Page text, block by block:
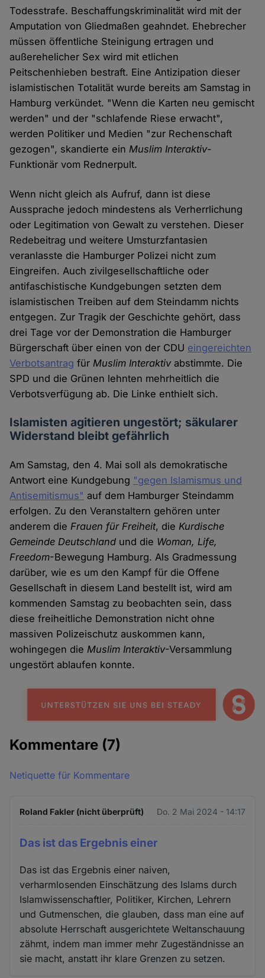
Todesstrafe. Beschaffungskriminalität wird mit der
Amputation von Gliedmaßen geahndet. Ehebrecher
müssen öffentliche Steinigung ertragen und
außerehelicher Sex wird mit etlichen
Peitschenhieben bestraft. Eine Antizipation dieser
islamistischen Totalität wurde bereits am Samstag in
Hamburg verkündet. "Wenn die Karten neu gemischt
werden" und der "schlafende Riese erwacht",
werden Politiker und Medien "zur Rechenschaft
gezogen", skandierte einMuslim Interaktiv-
Funktionär vom Rednerpult.
Wenn nicht gleich als Aufruf, dann ist diese
Aussprache jedoch mindestens als Verherrlichung
oder Legitimation von Gewalt zu verstehen. Dieser
Redebeitrag und weitere Umsturzfantasien
veranlasste die Hamburger Polizei nicht zum
Eingreifen. Auch zivilgesellschaftliche oder
antifaschistische Kundgebungen setzten dem
islamistischen Treiben auf dem Steindamm nichts
entgegen. Zur Tragik der Geschichte gehört, dass
drei Tage vor der Demonstration die Hamburger
Bürgerschaft über einen von der CDU eingereichten
Verbotsantrag fürMuslim Interaktivabstimmte. Die
SPD und die Grünen lehnten mehrheitlich die
Verbotsverfügung ab. Die Linke enthielt sich.
Islamisten agitieren ungestört; säkularer
Widerstand bleibt gefährlich
Am Samstag, den 4. Mai soll als demokratische
Antwort eine Kundgebung "gegen Islamismus und
Antisemitismus" auf dem Hamburger Steindamm
erfolgen. Zu den Veranstaltern gehören unter
anderem dieFrauen für Freiheit, dieKurdische
Gemeinde Deutschland und die Woman, Life,
Freedom-Bewegung Hamburg. Als Gradmessung
darüber, wie es um den Kampf für die Offene
Gesellschaft in diesem Land bestellt ist, wird am
kommenden Samstag zu beobachten sein, dass
diese freiheitliche Demonstration nicht ohne
massiven Polizeischutz auskommen kann,
wohingegen dieMuslim Interaktiv-Versammlung
ungestört ablaufen konnte.
Kommentare (7)
Netiquette für Kommentare
Roland Fakler (nicht überprüft) Do. 2 Mai 2024 - 14:17
Das ist das Ergebnis einer
Das ist das Ergebnis einer naiven,
verharmlosenden Einschätzung des Islams durch
Islamwissenschaftler, Politiker, Kirchen, Lehrern
und Gutmenschen, die glauben, dass man eine auf
absolute Herrschaft ausgerichtete Weltanschauung
zähmt, indem man immer mehr Zugeständnisse an
sie macht, anstatt ihr klare Grenzen zu setzen.